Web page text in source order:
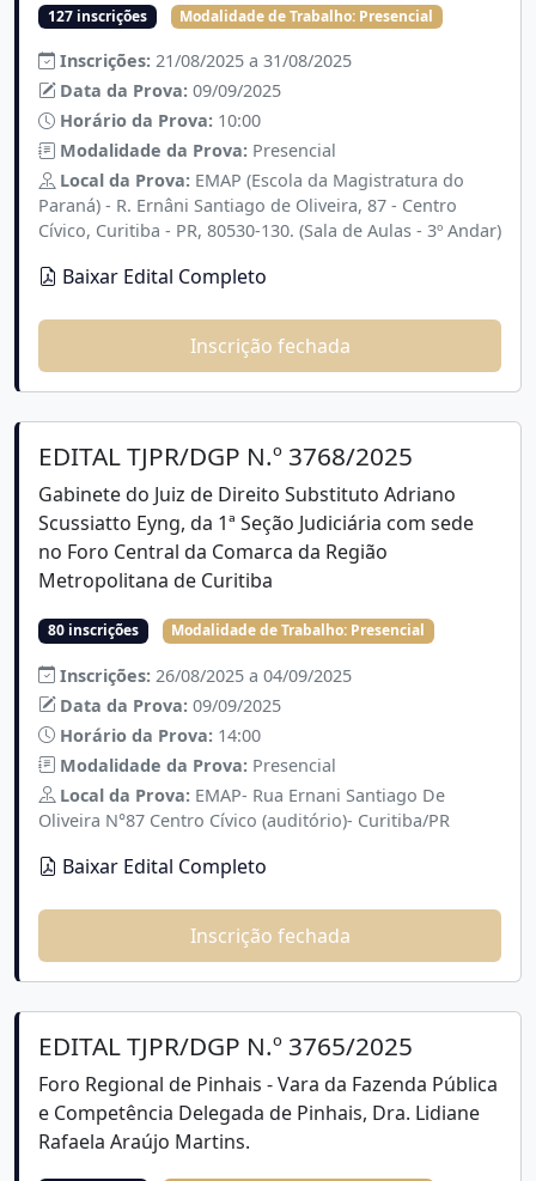
127 inscrições Modalidade de Trabalho: Presencial
Inscrições: 21/08/2025 a 31/08/2025
Data da Prova: 09/09/2025
Horário da Prova: 10:00
Modalidade da Prova: Presencial
Local da Prova: EMAP (Escola da Magistratura do
Paraná) - R. Ernâni Santiago de Oliveira, 87 - Centro
Cívico, Curitiba - PR, 80530-130. (Sala de Aulas - 3º Andar)
Baixar Edital Completo
Inscrição fechada
EDITAL TJPR/DGP N.º 3768/2025
Gabinete do Juiz de Direito Substituto Adriano
Scussiatto Eyng, da 1ª Seção Judiciária com sede
no Foro Central da Comarca da Região
Metropolitana de Curitiba
80 inscrições Modalidade de Trabalho: Presencial
Inscrições: 26/08/2025 a 04/09/2025
Data da Prova: 09/09/2025
Horário da Prova: 14:00
Modalidade da Prova: Presencial
Local da Prova: EMAP- Rua Ernani Santiago De
Oliveira N°87 Centro Cívico (auditório)- Curitiba/PR
Baixar Edital Completo
Inscrição fechada
EDITAL TJPR/DGP N.º 3765/2025
Foro Regional de Pinhais - Vara da Fazenda Pública
e Competência Delegada de Pinhais, Dra. Lidiane
Rafaela Araújo Martins.